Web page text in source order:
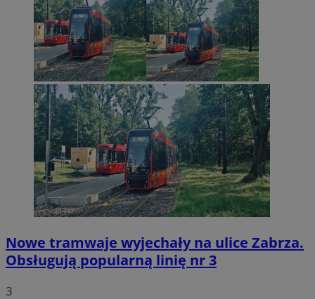
Nowe tramwaje wyjechały na ulice Zabrza.
Obsługują popularną linię nr 3
3